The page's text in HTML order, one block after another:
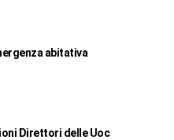
abitativa
Direttori delle Uoc